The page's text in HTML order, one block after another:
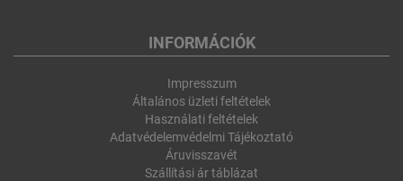
INFORMÁCIÓK
Impresszum
Általános üzleti feltételek
Használati feltételek
Adatvédelemvédelmi Tájékoztató
Áruvisszavét
Szállítási ár táblázat